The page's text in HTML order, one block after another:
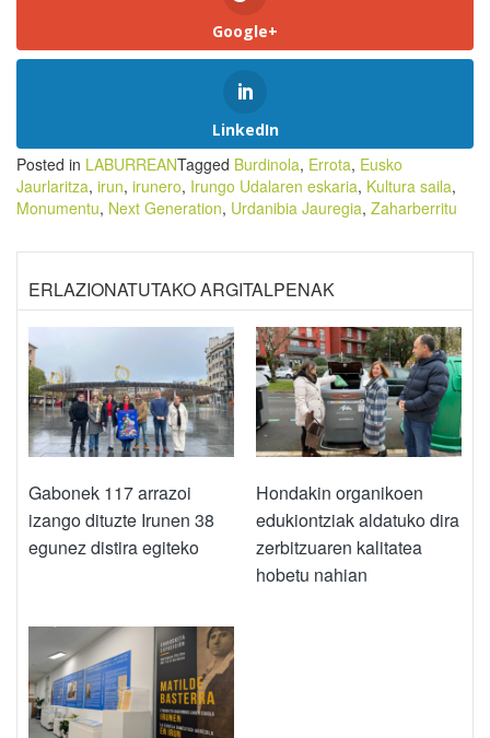
Google+
LinkedIn
Posted in LABURREANTagged Burdinola, Errota, Eusko
Jaurlaritza, irun, irunero, Irungo Udalaren eskaria, Kultura saila,
Monumentu, Next Generation, Urdanibia Jauregia, Zaharberritu
ERLAZIONATUTAKO ARGITALPENAK
Gabonek 117 arrazoi
izango dituzte Irunen 38
egunez distira egiteko
Hondakin organikoen
edukiontziak aldatuko dira
zerbitzuaren kalitatea
hobetu nahian